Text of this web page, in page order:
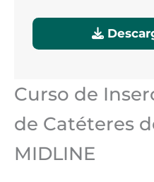
Curso de
de Catéteres
MIDLINE